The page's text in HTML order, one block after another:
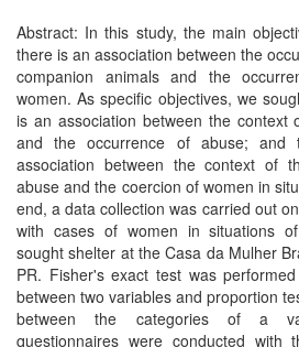
Abstract: In this study, the main
there is an association between the
companion animals and the
women. As specific objectives, we
is an association between the context
and the occurrence of abuse;
association between the context of
abuse and the coercion of women in
end, a data collection was carried out
with cases of women in situations
sought shelter at the Casa da Mulher
PR. Fisher's exact test was
between two variables and proportion
between the categories of a
questionnaires were conducted with